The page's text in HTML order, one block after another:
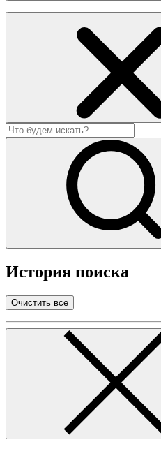
История поиска
Очистить все